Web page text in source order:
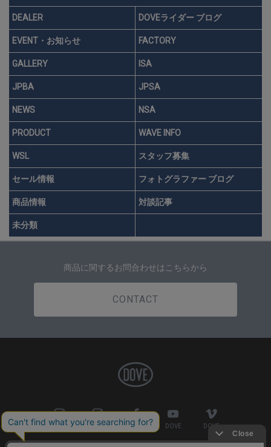
DEALER DOVEライダー ブログ
EVENT・お知らせ FACTORY
GALLERY ISA
JPBA JPSA
NEWS NSA
PRODUCT WAVE INFO
WSL スタッフ募集
セール情報 フォトグラファー ブログ
商品情報 対談記事
未分類
商品に関するお問合わせはこちらから
CONTACT
DOVE FACTORY DOVE DOVE DOVE